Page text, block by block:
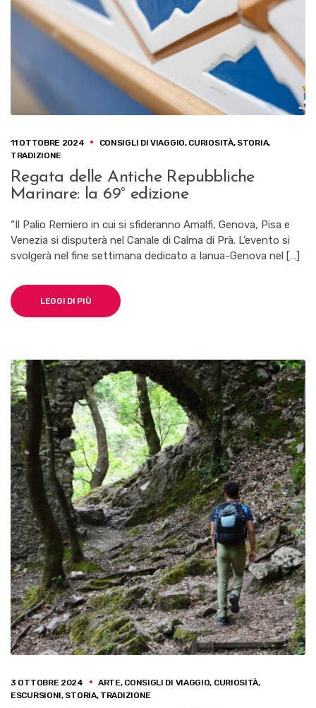
11 OTTOBRE 2024 CONSIGLI DI VIAGGIO, CURIOSITÀ, STORIA,
TRADIZIONE
Regata delle Antiche Repubbliche
Marinare: la 69° edizione
“Il Palio Remiero in cui si sfideranno Amalfi, Genova, Pisa e
Venezia si disputerà nel Canale di Calma di Prà. L’evento si
svolgerà nel fine settimana dedicato a Ianua-Genova nel […]
LEGGI DI PIÙ
3 OTTOBRE 2024 ARTE, CONSIGLI DI VIAGGIO, CURIOSITÀ,
ESCURSIONI, STORIA, TRADIZIONE